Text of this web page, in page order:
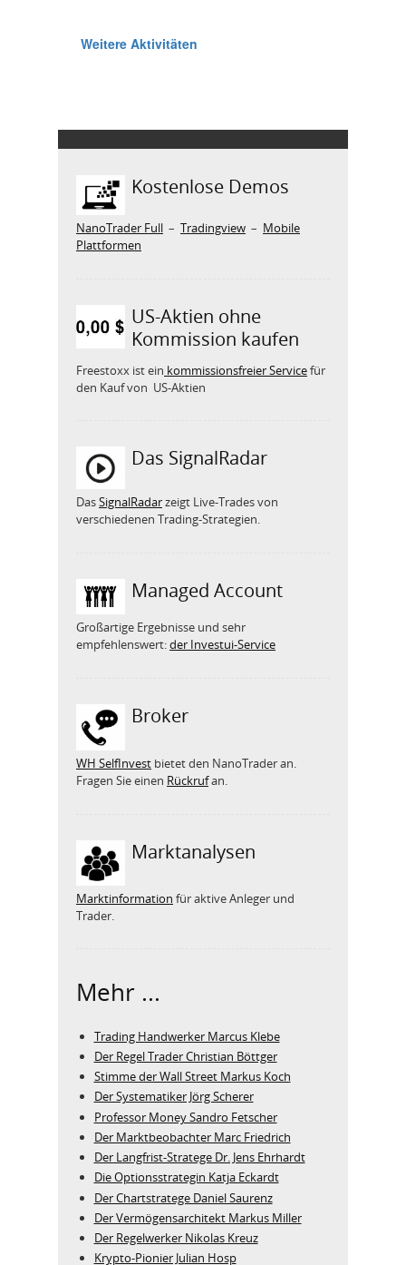
Kostenlose Demos
NanoTrader Full – Tradingview – Mobile
Plattformen
US-Aktien ohne
Kommission kaufen
Freestoxx ist ein kommissionsfreier Servicefür
den Kauf von US-Aktien
Das SignalRadar
DasSignalRadarzeigt Live-Trades von
verschiedenen Trading-Strategien.
Managed Account
Großartige Ergebnisse und sehr
empfehlenswert:der Investui-Service
Broker
WH SelfInvest bietet den NanoTrader an.
Fragen Sie einen Rückrufan.
Marktanalysen
Marktinformation für aktive Anleger und
Trader.
Mehr ...
Trading Handwerker Marcus Klebe
Der Regel Trader Christian Böttger
Stimme der Wall Street Markus Koch
Der Systematiker Jörg Scherer
Professor Money Sandro Fetscher
Der Marktbeobachter Marc Friedrich
Der Langfrist-Stratege Dr. Jens Ehrhardt
Die Optionsstrategin Katja Eckardt
Der Chartstratege Daniel Saurenz
Der Vermögensarchitekt Markus Miller
Der Regelwerker Nikolas Kreuz
Krypto-Pionier Julian Hosp